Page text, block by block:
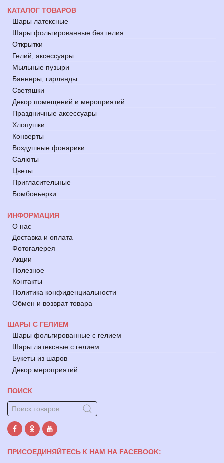
КАТАЛОГ ТОВАРОВ
Шары латексные
Шары фольгированные без гелия
Открытки
Гелий, аксессуары
Мыльные пузыри
Баннеры, гирлянды
Светяшки
Декор помещений и мероприятий
Праздничные аксессуары
Хлопушки
Конверты
Воздушные фонарики
Салюты
Цветы
Пригласительные
Бомбоньерки
ИНФОРМАЦИЯ
О нас
Доставка и оплата
Фотогалерея
Акции
Полезное
Контакты
Политика конфиденциальности
Обмен и возврат товара
ШАРЫ С ГЕЛИЕМ
Шары фольгированные с гелием
Шары латексные с гелием
Букеты из шаров
Декор мероприятий
ПОИСК
ПРИСОЕДИНЯЙТЕСЬ К НАМ НА FACEBOOK: